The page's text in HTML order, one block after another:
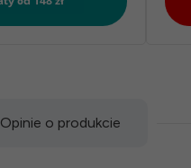
Opinie o produkcie